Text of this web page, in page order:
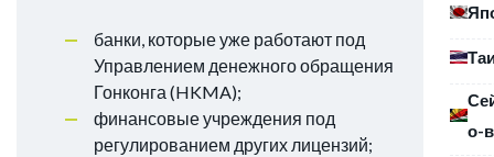
о-
банки, которые уже работают под
Управлением денежного обращения
Гонконга (HKMA);
финансовые учреждения под
регулированием других лицензий;